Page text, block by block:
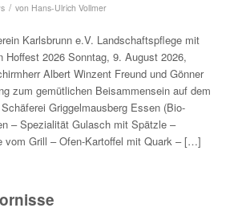
/ von Hans-Ulrich Vollmer
Karlsbrunn e.V. Landschaftspflege mit
Hoffest 2026 Sonntag, 9. August 2026,
Albert Winzent Freund und Gönner
zum gemütlichen Beisammensein auf dem
Griggelmausberg Essen (Bio-
– Spezialität Gulasch mit Spätzle –
vom Grill – Ofen-Kartoffel mit Quark – […]